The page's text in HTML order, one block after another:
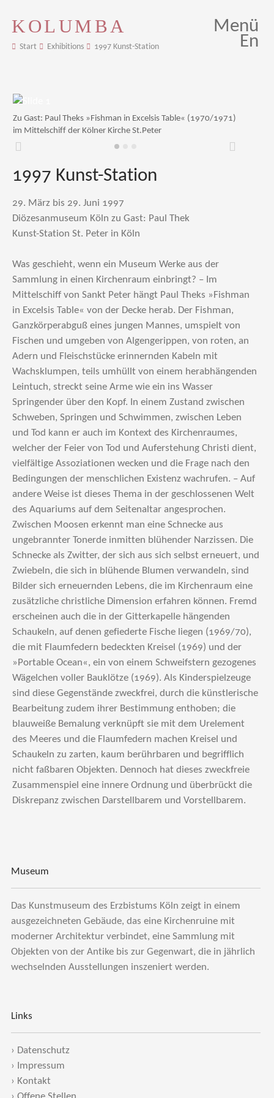
KOLUMBA
Start Exhibitions 1997 Kunst-Station
Menü
En
Zu Gast: Paul Theks »Fishman in Excelsis Table« (1970/1971)
im Mittelschiff der Kölner Kirche St.Peter
Zurück Weiter
1997 Kunst-Station
29. März bis 29. Juni 1997
Diözesanmuseum Köln zu Gast: Paul Thek
Kunst-Station St. Peter in Köln
Was geschieht, wenn ein Museum Werke aus der
Sammlung in einen Kirchenraum einbringt? – Im
Mittelschiff von Sankt Peter hängt Paul Theks »Fishman
in Excelsis Table« von der Decke herab. Der Fishman,
Ganzkörperabguß eines jungen Mannes, umspielt von
Fischen und umgeben von Algengerippen, von roten, an
Adern und Fleischstücke erinnernden Kabeln mit
Wachsklumpen, teils umhüllt von einem herabhängenden
Leintuch, streckt seine Arme wie ein ins Wasser
Springender über den Kopf. In einem Zustand zwischen
Schweben, Springen und Schwimmen, zwischen Leben
und Tod kann er auch im Kontext des Kirchenraumes,
welcher der Feier von Tod und Auferstehung Christi dient,
vielfältige Assoziationen wecken und die Frage nach den
Bedingungen der menschlichen Existenz wachrufen. – Auf
andere Weise ist dieses Thema in der geschlossenen Welt
des Aquariums auf dem Seitenaltar angesprochen.
Zwischen Moosen erkennt man eine Schnecke aus
ungebrannter Tonerde inmitten blühender Narzissen. Die
Schnecke als Zwitter, der sich aus sich selbst erneuert, und
Zwiebeln, die sich in blühende Blumen verwandeln, sind
Bilder sich erneuernden Lebens, die im Kirchenraum eine
zusätzliche christliche Dimension erfahren können. Fremd
erscheinen auch die in der Gitterkapelle hängenden
Schaukeln, auf denen gefiederte Fische liegen (1969/70),
die mit Flaumfedern bedeckten Kreisel (1969) und der
»Portable Ocean«, ein von einem Schweifstern gezogenes
Wägelchen voller Bauklötze (1969). Als Kinderspielzeuge
sind diese Gegenstände zweckfrei, durch die künstlerische
Bearbeitung zudem ihrer Bestimmung enthoben; die
blauweiße Bemalung verknüpft sie mit dem Urelement
des Meeres und die Flaumfedern machen Kreisel und
Schaukeln zu zarten, kaum berührbaren und begrifflich
nicht faßbaren Objekten. Dennoch hat dieses zweckfreie
Zusammenspiel eine innere Ordnung und überbrückt die
Diskrepanz zwischen Darstellbarem und Vorstellbarem.
Museum
Das Kunstmuseum des Erzbistums Köln zeigt in einem
ausgezeichneten Gebäude, das eine Kirchenruine mit
moderner Architektur verbindet, eine Sammlung mit
Objekten von der Antike bis zur Gegenwart, die in jährlich
wechselnden Ausstellungen inszeniert werden.
Links
› Datenschutz
›
Impressum
› Kontakt